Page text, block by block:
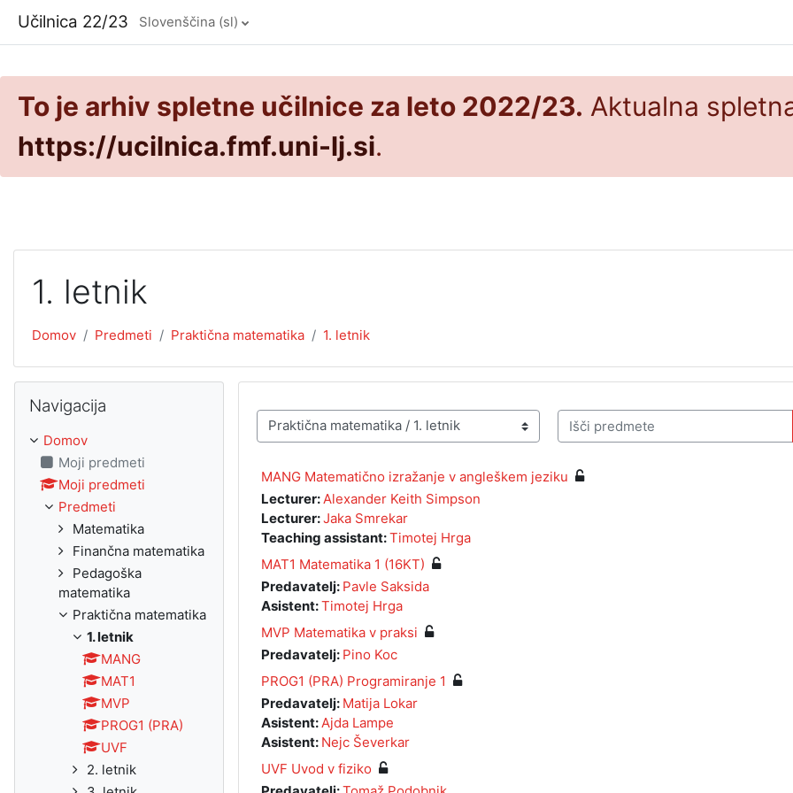
To je arhiv spletne učilnice za leto 2022/23. Aktualna
https://ucilnica.fmf.uni-lj.si.
Učilnica 22/23 Slovenščina ‎(sl)‎
1. letnik
Domov Predmeti Praktična matematika 1. letnik
Kategorije predmetov
Išči predmete
MANG Matematično izražanje v angleškem jeziku
Lecturer: Alexander Keith Simpson
Lecturer:Jaka Smrekar
Teaching assistant:Timotej Hrga
MAT1 Matematika 1 (16KT)
Predavatelj: Pavle Saksida
Asistent:Timotej Hrga
MVP Matematika v praksi
Predavatelj: Pino Koc
PROG1 (PRA) Programiranje 1
Predavatelj: Matija Lokar
Asistent: Ajda Lampe
Asistent: Nejc Ševerkar
UVF Uvod v fiziko
Navigacija
Domov
Moji predmeti
Moji predmeti
Predmeti
Matematika
Finančna matematika
Pedagoška
matematika
Praktična matematika
1. letnik
MANG
MAT1
MVP
PROG1 (PRA)
UVF
2. letnik